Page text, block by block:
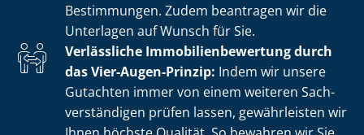
Bestimmungen. Zudem beantragen wir die
Unterlagen auf Wunsch für Sie.
Verlässliche Im­mo­bi­li­en­be­wer­tung durch
das Vier-Augen-Prinzip: Indem wir unsere
Gutachten immer von einem weiteren Sach­
ver­stän­di­gen prüfen lassen, gewährleisten wir